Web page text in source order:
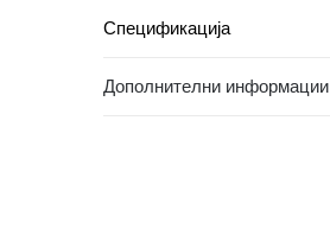
Спецификација
Дополнителни информации